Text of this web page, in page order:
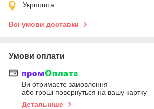
Укрпошта
Всі умови доставки
Умови оплати
Ви отримаєте замовлення
або гроші повернуться на вашу картку
Детальніше